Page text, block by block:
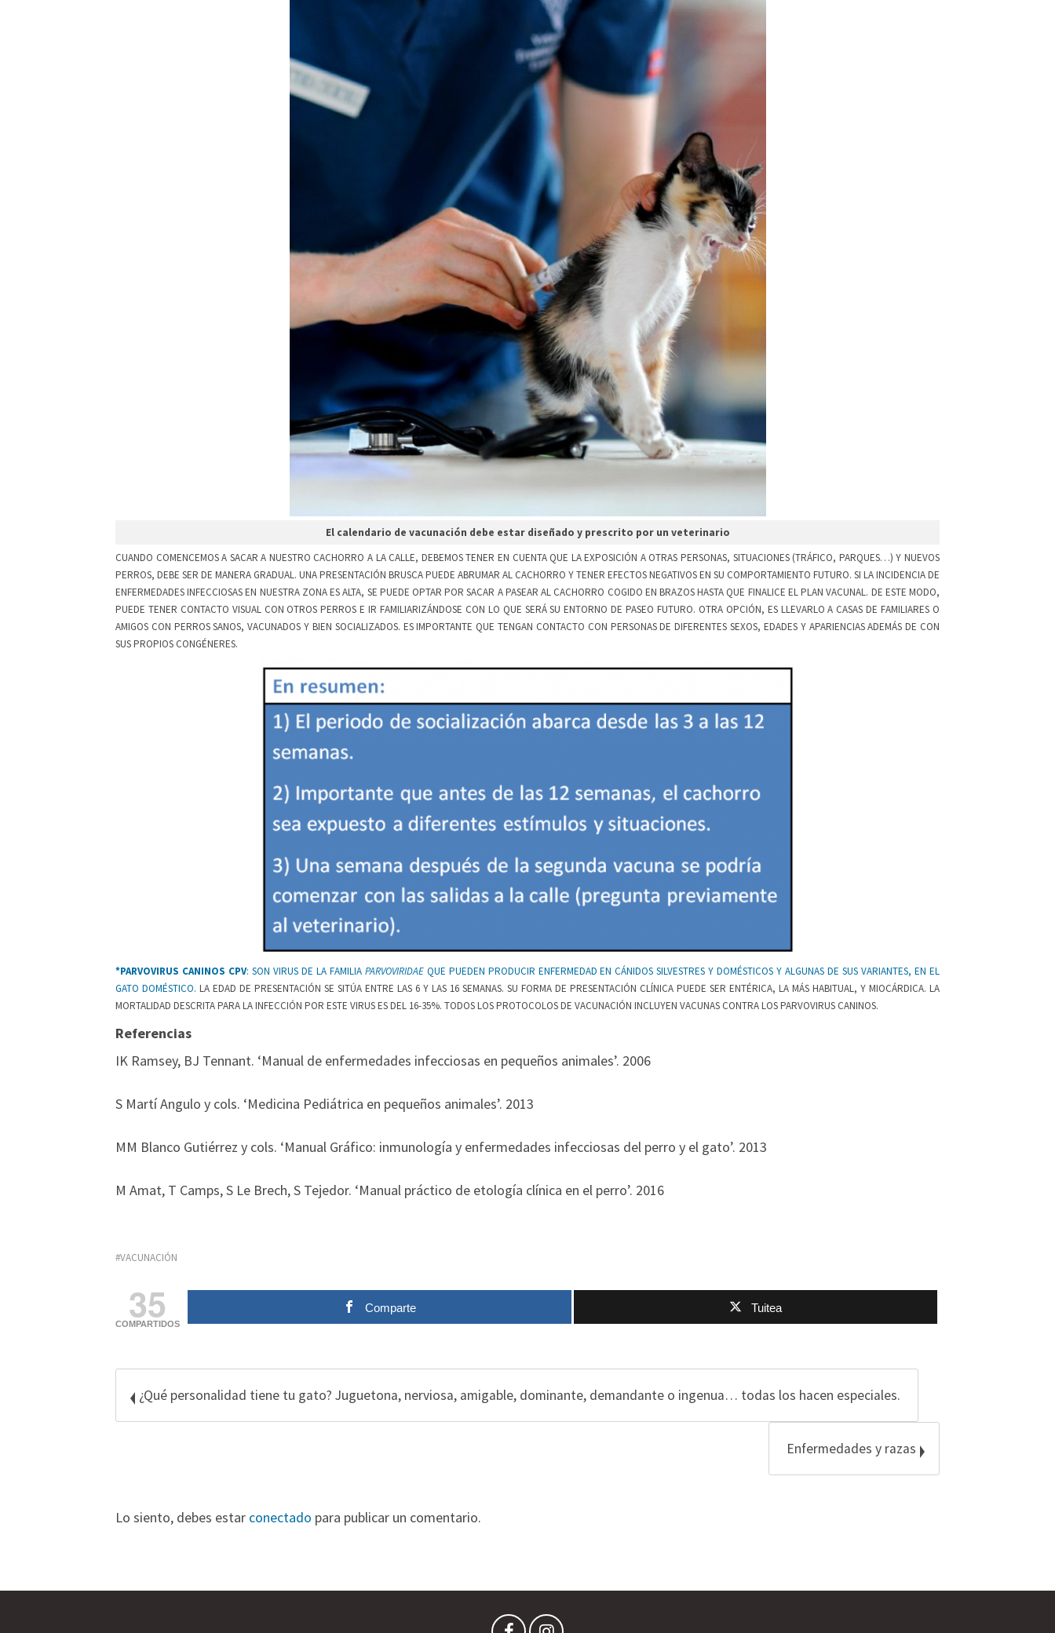
El calendario de vacunación debe estar diseñado y prescrito por un veterinario
CUANDO COMENCEMOS A SACAR A NUESTRO CACHORRO A LA CALLE, DEBEMOS TENER EN CUENTA QUE LA EXPOSICIÓN A OTRAS PERSONAS, SITUACIONES (TRÁFICO, PARQUES…) Y NUEVOS
PERROS, DEBE SER DE MANERA GRADUAL. UNA PRESENTACIÓN BRUSCA PUEDE ABRUMAR AL CACHORRO Y TENER EFECTOS NEGATIVOS EN SU COMPORTAMIENTO FUTURO. SI LA INCIDENCIA DE
ENFERMEDADES INFECCIOSAS EN NUESTRA ZONA ES ALTA, SE PUEDE OPTAR POR SACAR A PASEAR AL CACHORRO COGIDO EN BRAZOS HASTA QUE FINALICE EL PLAN VACUNAL. DE ESTE MODO,
PUEDE TENER CONTACTO VISUAL CON OTROS PERROS E IR FAMILIARIZÁNDOSE CON LO QUE SERÁ SU ENTORNO DE PASEO FUTURO. OTRA OPCIÓN, ES LLEVARLO A CASAS DE FAMILIARES O
AMIGOS CON PERROS SANOS, VACUNADOS Y BIEN SOCIALIZADOS. ES IMPORTANTE QUE TENGAN CONTACTO CON PERSONAS DE DIFERENTES SEXOS, EDADES Y APARIENCIAS ADEMÁS DE CON
SUS PROPIOS CONGÉNERES.
*PARVOVIRUS CANINOS CPV: SON VIRUS DE LA FAMILIA PARVOVIRIDAEQUE PUEDEN PRODUCIR ENFERMEDAD EN CÁNIDOS SILVESTRES Y DOMÉSTICOS Y ALGUNAS DE SUS VARIANTES, EN EL
GATO DOMÉSTICO. LA EDAD DE PRESENTACIÓN SE SITÚA ENTRE LAS 6 Y LAS 16 SEMANAS. SU FORMA DE PRESENTACIÓN CLÍNICA PUEDE SER ENTÉRICA, LA MÁS HABITUAL, Y MIOCÁRDICA. LA
MORTALIDAD DESCRITA PARA LA INFECCIÓN POR ESTE VIRUS ES DEL 16-35%. TODOS LOS PROTOCOLOS DE VACUNACIÓN INCLUYEN VACUNAS CONTRA LOS PARVOVIRUS CANINOS.
Referencias
IK Ramsey, BJ Tennant. ‘Manual de enfermedades infecciosas en pequeños animales’. 2006
S Martí Angulo y cols. ‘Medicina Pediátrica en pequeños animales’. 2013
MM Blanco Gutiérrez y cols. ‘Manual Gráfico: inmunología y enfermedades infecciosas del perro y el gato’. 2013
M Amat, T Camps, S Le Brech, S Tejedor. ‘Manual práctico de etología clínica en el perro’. 2016
VACUNACIÓN
35
COMPARTIDOS
Comparte Tuitea
¿Qué personalidad tiene tu gato? Juguetona, nerviosa, amigable, dominante, demandante o ingenua… todas los hacen especiales.
Enfermedades y razas
Lo siento, debes estar conectado para publicar un comentario.